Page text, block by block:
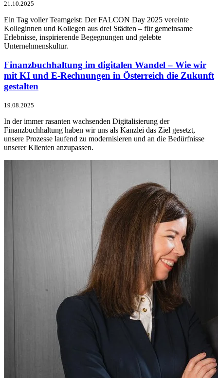
21.10.2025
Ein Tag voller Teamgeist: Der FALCON Day 2025 vereinte
Kolleginnen und Kollegen aus drei Städten – für gemeinsame
Erlebnisse, inspirierende Begegnungen und gelebte
Unternehmenskultur.
Finanzbuchhaltung im digitalen Wandel – Wie wir
mit KI und E-Rechnungen in Österreich die Zukunft
gestalten
19.08.2025
In der immer rasanten wachsenden Digitalisierung der
Finanzbuchhaltung haben wir uns als Kanzlei das Ziel gesetzt,
unsere Prozesse laufend zu modernisieren und an die Bedürfnisse
unserer Klienten anzupassen.